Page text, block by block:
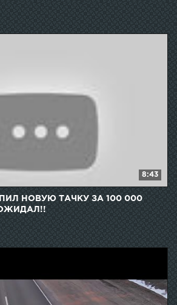
8:43
НОВУЮ ТАЧКУ ЗА 100 000
ОЖИДАЛ!!